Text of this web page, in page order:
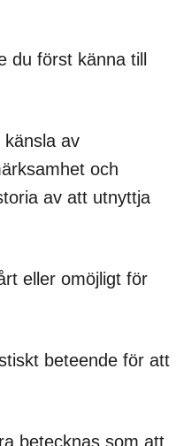
du först känna till
känsla av
och
av att utnyttja
eller omöjligt för
beteende för att
betecknas som att